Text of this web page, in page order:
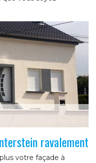
ravalement
votre façade à